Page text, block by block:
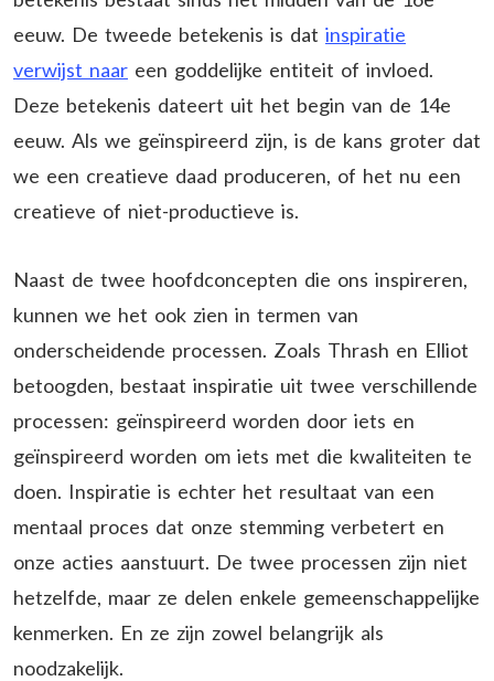
eeuw. De tweede betekenis is dat inspiratie
verwijst naar een goddelijke entiteit of invloed.
Deze betekenis dateert uit het begin van de 14e
eeuw. Als we geïnspireerd zijn, is de kans groter dat
we een creatieve daad produceren, of het nu een
creatieve of niet-productieve is.
Naast de twee hoofdconcepten die ons inspireren,
kunnen we het ook zien in termen van
onderscheidende processen. Zoals Thrash en Elliot
betoogden, bestaat inspiratie uit twee verschillende
processen: geïnspireerd worden door iets en
geïnspireerd worden om iets met die kwaliteiten te
doen. Inspiratie is echter het resultaat van een
mentaal proces dat onze stemming verbetert en
onze acties aanstuurt. De twee processen zijn niet
hetzelfde, maar ze delen enkele gemeenschappelijke
kenmerken. En ze zijn zowel belangrijk als
noodzakelijk.